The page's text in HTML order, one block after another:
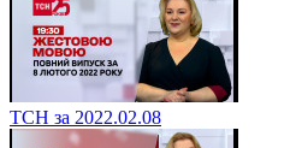
ТСН за 2022.02.08